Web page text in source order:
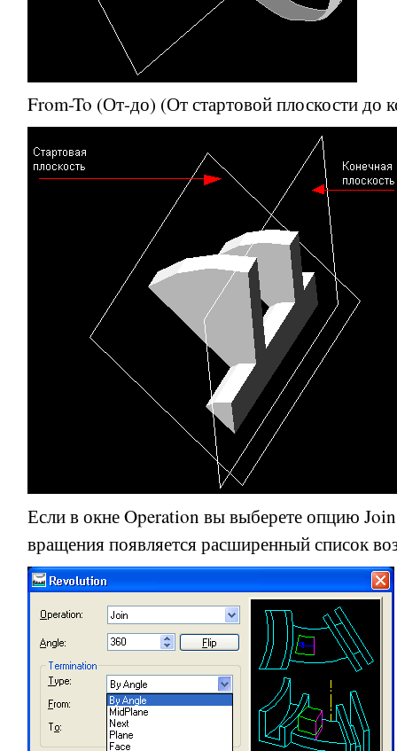
From-To (От-до) (От стартовой плоскости до
Если в окнеOperation вы выберете опцию Join
вращения появляется расширенный список